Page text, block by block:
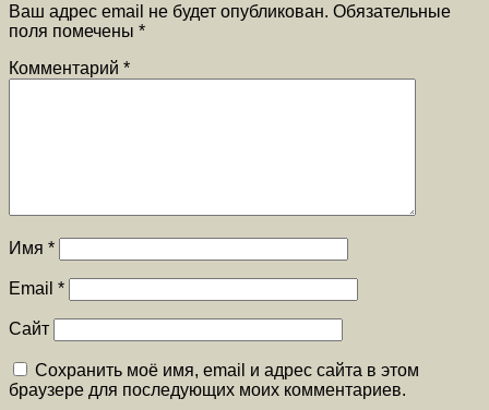
Ваш адрес email не будет опубликован. Обязательные
поля помечены *
Комментарий *
Имя *
Email *
Сайт
Сохранить моё имя, email и адрес сайта в этом
браузере для последующих моих комментариев.